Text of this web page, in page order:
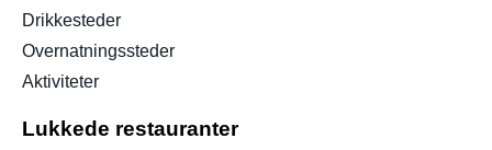
Drikkesteder
Overnatningssteder
Aktiviteter
Lukkede restauranter